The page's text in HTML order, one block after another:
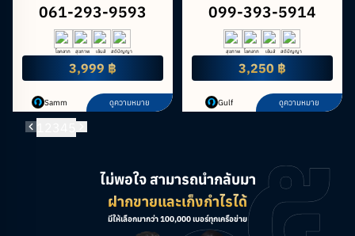
061-293-9593
โชคลาภ สุขภาพ เซ้นส์ สติปัญญา
3,999 ฿
Samm ดูความหมาย
099-393-5914
สุขภาพ โชคลาภ เซ้นส์ สติปัญญา
3,250 ฿
Gulf ดูความหมาย
ไม่พอใจ สามารถนำกลับมา
ฝากขายและเก็งกำไรได้
มีให้เลือกมากว่า 100,000 เบอร์ทุกเครือข่าย